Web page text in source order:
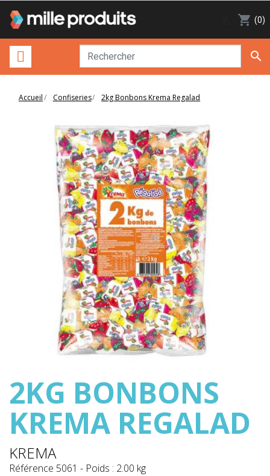
shopping_cart (0)

Accueil Confiseries 2kg Bonbons Krema Regalad
2KG BONBONS
KREMA REGALAD
KREMA
Référence 5061 - Poids : 2.00 kg